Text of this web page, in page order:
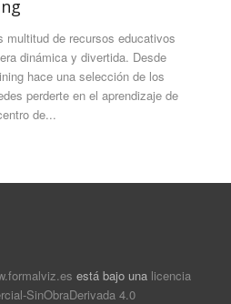
multitud de recursos educativos
dinámica y divertida. Desde
hace una selección de los
perderte en el aprendizaje de
de...
está bajo una licencia
SinObraDerivada 4.0